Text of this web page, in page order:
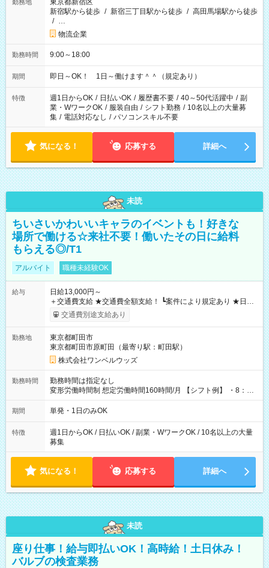
勤務地
東京都新宿区
新宿駅から徒歩 / 新宿三丁目駅から徒歩 / 高田馬場駅から徒歩
/ …
物流企業
勤務時間 9:00～18:00
期間 即日～OK！ 1日～働けます＾＾（規定あり）
特徴 週1日からOK / 日払いOK / 履歴書不要 / 40～50代活躍中 / 副
業・WワークOK / 服装自由 / シフト勤務 / 10名以上の大量募
集 / 電話対応なし / パソコンスキル不要
気になる！ 応募する 詳細へ
未読
ちいさいかわいいキャラのイベントも！好きな
場所で働ける☆来社不要！働いたその日に給料
もらえる◎/T1
アルバイト 職種未経験OK
給与
日給13,000円～
＋交通費支給 ★交通費全額支給！ ┗案件により規定あり ★日払
いOK！（規定あり） ┗働いたその日に現金GET♪ お仕事後はコ
ンビニATMから 日払い分を引き落とせます！ 【試用期間】試
交通費別途支給あり
勤務地
東京都町田市
東京都町田市原町田（最寄り駅：町田駅）
株式会社ワンベルウッズ
勤務時間
勤務時間は指定なし
変形労働時間制 想定労働時間160時間/月 【シフト例】 ・8：00
～21：00
期間 単発・1日のみOK
特徴
週1日からOK / 日払いOK / 副業・WワークOK / 10名以上の大量
募集
気になる！ 応募する 詳細へ
未読
座り仕事！給与即払いOK！高時給！土日休み！
バルブの検査業務